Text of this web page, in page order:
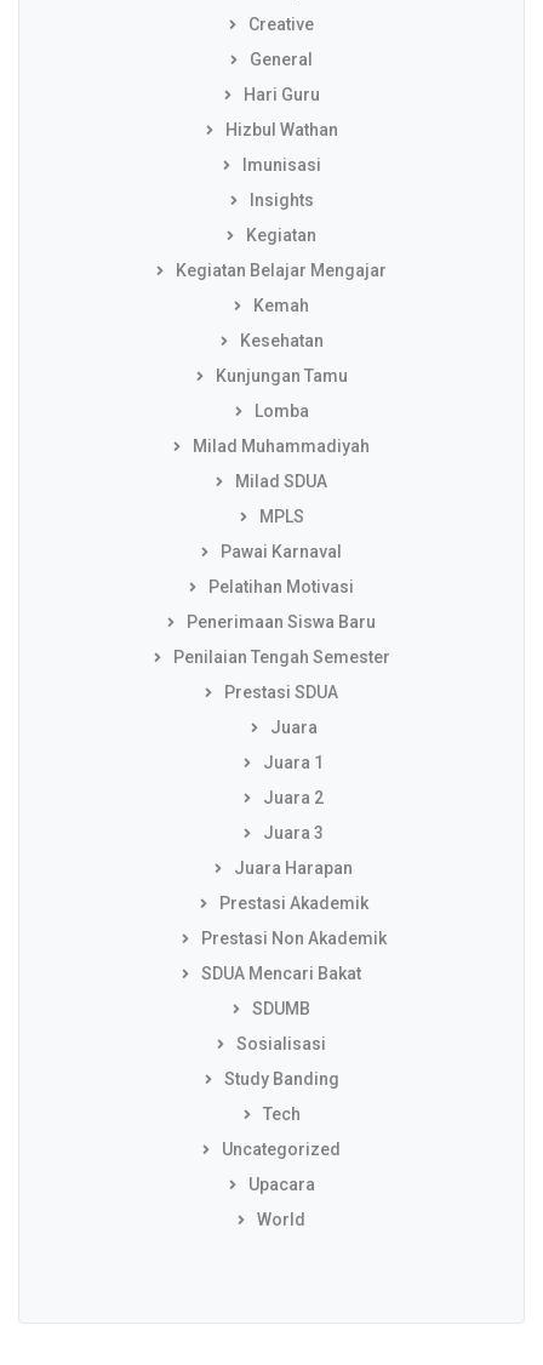
Creative
General
Hari Guru
Hizbul Wathan
Imunisasi
Insights
Kegiatan
Kegiatan Belajar Mengajar
Kemah
Kesehatan
Kunjungan Tamu
Lomba
Milad Muhammadiyah
Milad SDUA
MPLS
Pawai Karnaval
Pelatihan Motivasi
Penerimaan Siswa Baru
Penilaian Tengah Semester
Prestasi SDUA
Juara
Juara 1
Juara 2
Juara 3
Juara Harapan
Prestasi Akademik
Prestasi Non Akademik
SDUA Mencari Bakat
SDUMB
Sosialisasi
Study Banding
Tech
Uncategorized
Upacara
World